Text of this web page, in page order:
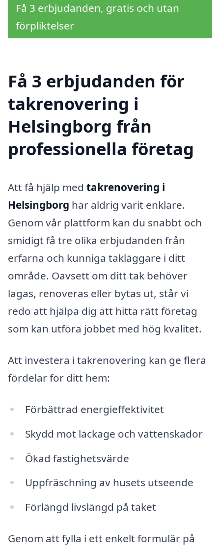
Få 3 erbjudanden, gratis och utan
förpliktelser
Få 3 erbjudanden för
takrenovering i
Helsingborg från
professionella företag
Att få hjälp med takrenovering i
Helsingborg har aldrig varit enklare.
Genom vår plattform kan du snabbt och
smidigt få tre olika erbjudanden från
erfarna och kunniga takläggare i ditt
område. Oavsett om ditt tak behöver
lagas, renoveras eller bytas ut, står vi
redo att hjälpa dig att hitta rätt företag
som kan utföra jobbet med hög kvalitet.
Att investera i takrenovering kan ge flera
fördelar för ditt hem:
Förbättrad energieffektivitet
Skydd mot läckage och vattenskador
Ökad fastighetsvärde
Uppfräschning av husets utseende
Förlängd livslängd på taket
Genom att fylla i ett enkelt formulär på